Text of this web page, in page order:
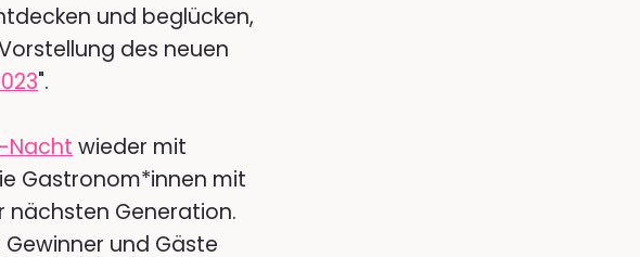
und beglücken,
des neuen
".
Nacht wieder mit
Gastronom*innen mit
nächsten Generation.
und Gäste